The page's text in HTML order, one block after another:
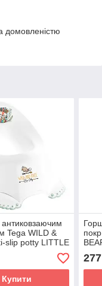
домовленістю
Tega WILD &
slip potty LITTLE
103-LISEK-Z
(білий /
Купити
277